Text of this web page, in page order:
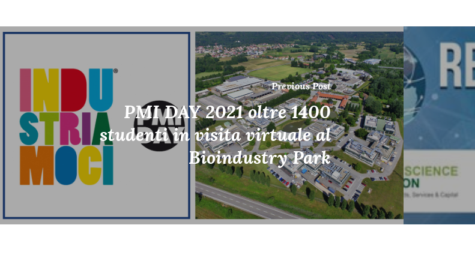
Previous Post
PMI DAY 2021 oltre 1400
studenti in visita virtuale al
Bioindustry Park